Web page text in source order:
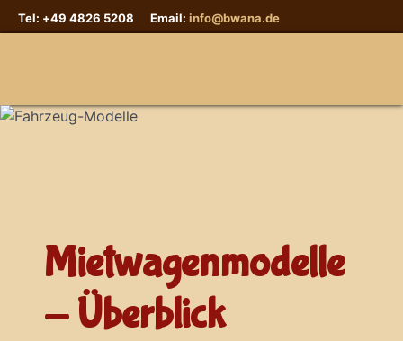
Tel: +49 4826 5208 Email: info@bwana.de
Sprache auswählen
Mietwagenmodelle
- Überblick